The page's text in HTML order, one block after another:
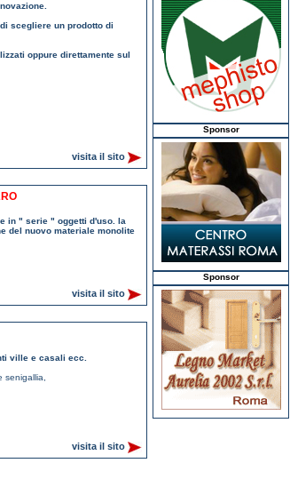
scegliere un prodotto di
oppure direttamente sul
visita il sito
in " serie " oggetti d'uso. la
del nuovo materiale monolite
visita il sito
ville e casali ecc.
senigallia
visita il sito
Sponsor
Sponsor